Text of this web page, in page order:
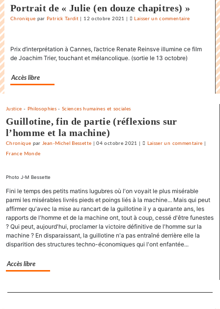
Portrait de « Julie (en douze chapitres) »
Chronique par Patrick Tardit 12 octobre 2021 Laisser un commentaire
endiablée
Prix d’interprétation à Cannes, l’actrice Renate Reinsve illumine ce film
de Joachim Trier, touchant et mélancolique. (sortie le 13 octobre)
Accès libre
Justice - Philosophies-Sciences humaines et sociales
Guillotine, fin de partie (réflexions sur
l’homme et la machine)
Chronique par Jean-Michel Bessette |04 octobre 2021 Laisser un commentaire
»
France Monde
Photo J-M Bessette
Fini le temps des petits matins lugubres où l'on voyait le plus misérable
parmi les misérables livrés pieds et poings liés à la machine... Mais qui peut
affirmer qu'avec la mise au rancart de la guillotine il y a quarante ans, les
rapports de l'homme et de la machine ont, tout à coup, cessé d'être funestes
? Qui peut, aujourd'hui, proclamer la victoire définitive de l'homme sur la
machine ? En disparaissant, la guillotine n'a pas entraîné derrière elle la
disparition des structures techno-économiques qui l'ont enfantée...
Accès libre